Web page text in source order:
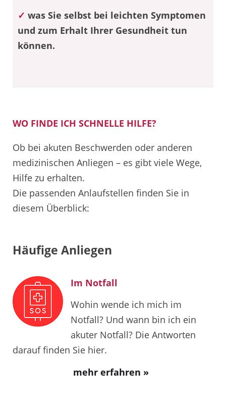
✓ was Sie selbst bei leichten Symptomen
und zum Erhalt Ihrer Gesundheit tun
können.
WO FINDE ICH SCHNELLE HILFE?
Ob bei akuten Beschwerden oder anderen
medizinischen Anliegen – es gibt viele Wege,
Hilfe zu erhalten.
Die passenden Anlaufstellen finden Sie in
diesem Überblick:
Häufige Anliegen
Im Notfall
Wohin wende ich mich im
Notfall? Und wann bin ich ein
akuter Notfall? Die Antworten
darauf finden Sie hier.
mehr erfahren »